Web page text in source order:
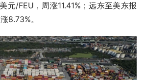
元/FEU，周涨11.41%；远东至美东报
8.73%。